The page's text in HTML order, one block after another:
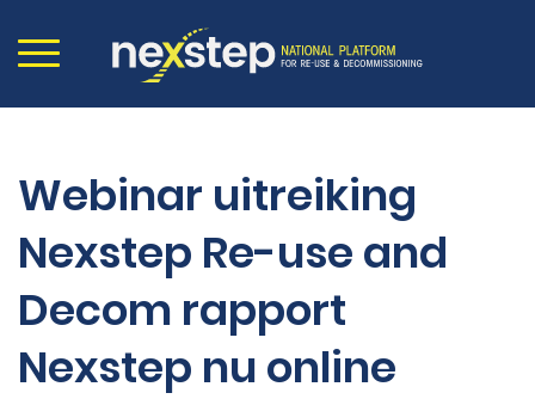
Webinar uitreiking
Nexstep Re-use and
Decom rapport
Nexstep nu online